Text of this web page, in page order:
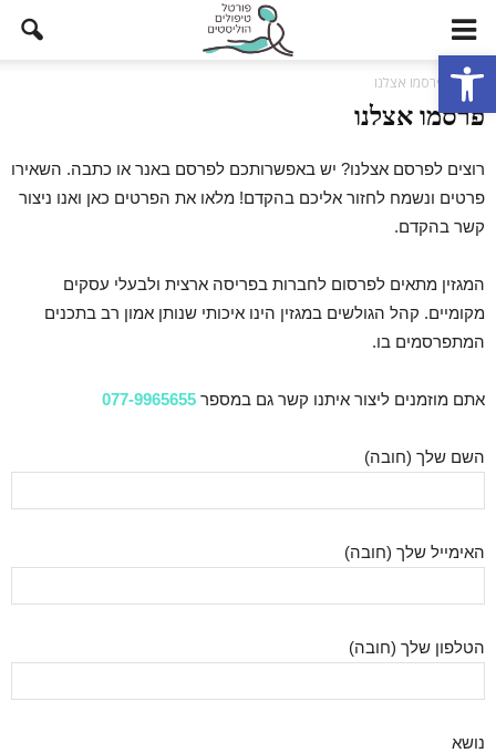
פתח סרגל נגישות
בית פרסמו אצלנו
פרסמו אצלנו
רוצים לפרסם אצלנו? יש באפשרותכם לפרסם באנר או כתבה. השאירו
פרטים ונשמח לחזור אליכם בהקדם! מלאו את הפרטים כאן ואנו ניצור
קשר בהקדם.
המגזין מתאים לפרסום לחברות בפריסה ארצית ולבעלי עסקים
מקומיים. קהל הגולשים במגזין הינו איכותי שנותן אמון רב בתכנים
המתפרסמים בו.
אתם מוזמנים ליצור איתנו קשר גם במספר 077-9965655
השם שלך (חובה)
האימייל שלך (חובה)
הטלפון שלך (חובה)
נושא